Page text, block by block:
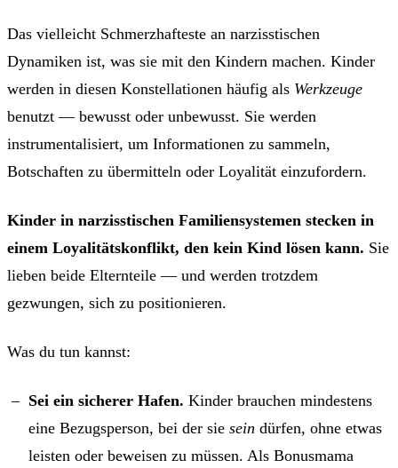
Das vielleicht Schmerzhafteste an narzisstischen
Dynamiken ist, was sie mit den Kindern machen. Kinder
werden in diesen Konstellationen häufig als Werkzeuge
benutzt — bewusst oder unbewusst. Sie werden
instrumentalisiert, um Informationen zu sammeln,
Botschaften zu übermitteln oder Loyalität einzufordern.
Kinder in narzisstischen Familiensystemen stecken in
einem Loyalitätskonflikt, den kein Kind lösen kann. Sie
lieben beide Elternteile — und werden trotzdem
gezwungen, sich zu positionieren.
Was du tun kannst:
Sei ein sicherer Hafen. Kinder brauchen mindestens
eine Bezugsperson, bei der sie sein dürfen, ohne etwas
leisten oder beweisen zu müssen. Als Bonusmama